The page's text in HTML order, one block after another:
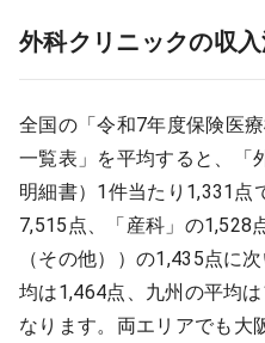
外科クリニックの収
全国の「令和7年度保険医
一覧表」を平均すると、「
明細書）1件当たり1,331点
7,515点、「産科」の1,528
（その他））の1,435点に
均は1,464点、九州の平均
なります。両エリアでも大